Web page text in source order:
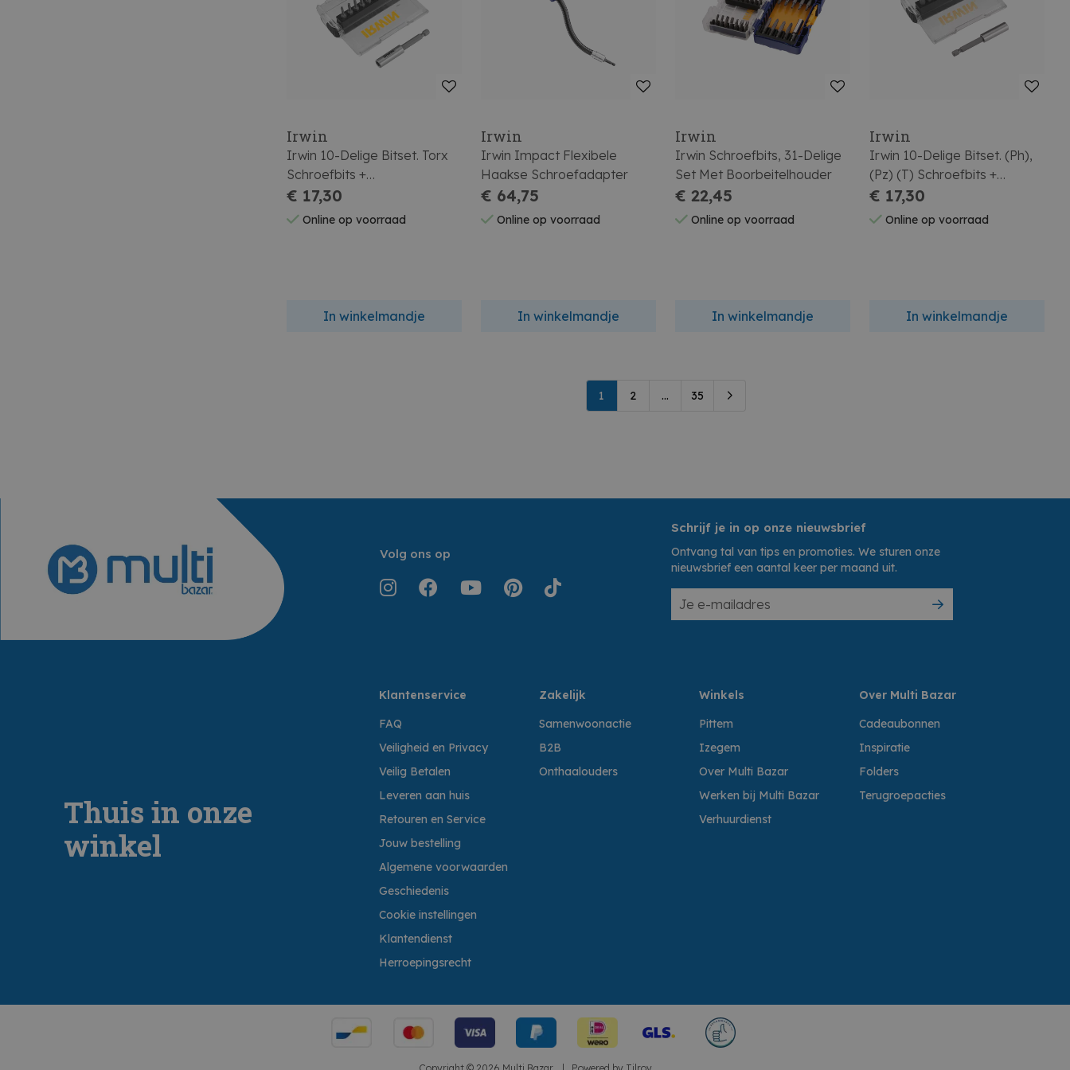
Irwin
Irwin 10-Delige Bitset. Torx
Schroefbits +
Schroefbithouder.
€ 17,30
Online op voorraad
In winkelmandje
Irwin
Irwin Impact Flexibele
Haakse Schroefadapter
€ 64,75
Online op voorraad
In winkelmandje
Irwin
Irwin Schroefbits, 31-Delige
Set Met Boorbeitelhouder
€ 22,45
Online op voorraad
In winkelmandje
Irwin
Irwin 10-Delige Bitset. (Ph),
(Pz) (T) Schroefbits +
Schroefbithouder.
€ 17,30
Online op voorraad
In winkelmandje
1 2 ... 35
Volg ons op
Schrijf je in op onze nieuwsbrief
Ontvang tal van tips en promoties. We sturen onze
nieuwsbrief een aantal keer per maand uit.
Thuis in onze
winkel
Klantenservice
FAQ
Veiligheid en Privacy
Veilig Betalen
Leveren aan huis
Retouren en Service
Jouw bestelling
Algemene voorwaarden
Geschiedenis
Cookie instellingen
Klantendienst
Herroepingsrecht
Zakelijk
Samenwoonactie
B2B
Onthaalouders
Winkels
Pittem
Izegem
Over Multi Bazar
Werken bij Multi Bazar
Verhuurdienst
Over Multi Bazar
Cadeaubonnen
Inspiratie
Folders
Terugroepacties